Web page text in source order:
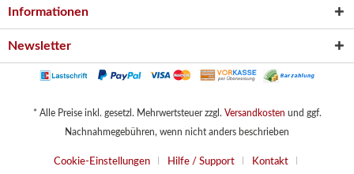
Informationen
Newsletter
* Alle Preise inkl. gesetzl. Mehrwertsteuer zzgl. Versandkosten und ggf.
Nachnahmegebühren, wenn nicht anders beschrieben
Cookie-Einstellungen Hilfe / Support Kontakt